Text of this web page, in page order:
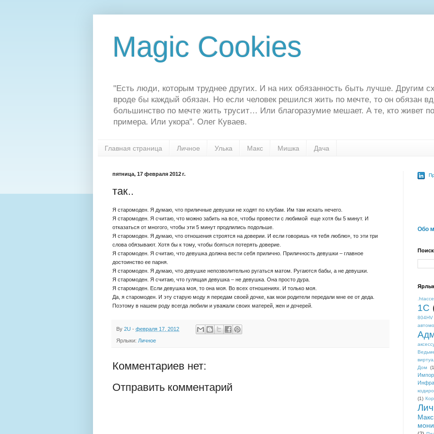
Magic Cookies
"Есть люди, которым труднее других. И на них обязанность быть лучше. Другим
вроде бы каждый обязан. Но если человек решился жить по мечте, то он обязан
большинство по мечте жить трусит… Или благоразумие мешает. А те, кто живет
примера. Или укора". Олег Куваев.
Главная страница Личное Улька Макс Мишка Дача
пятница, 17 февраля 2012 г.
так..
Я старомоден. Я думаю, что приличные девушки не ходят по клубам. Им там искать нечего.
Я старомоден. Я считаю, что можно забить на все, чтобы провести с любимой еще хотя бы 5 минут. И
отказаться от многого, чтобы эти 5 минут продлились подольше.
Я старомоден. Я думаю, что отношения строятся на доверии. И если говоришь «я тебя люблю», то эти три
слова обязывают. Хотя бы к тому, чтобы бояться потерять доверие.
Я старомоден. Я считаю, что девушка должна вести себя прилично. Приличность девушки – главное
достоинство ее парня.
Я старомоден. Я думаю, что девушке непозволительно ругаться матом. Ругаются бабы, а не девушки.
Я старомоден. Я считаю, что гулящая девушка – не девушка. Она просто дура.
Я старомоден. Если девушка моя, то она моя. Во всех отношениях. И только моя.
Да, я старомоден. И эту старую моду я передам своей дочке, как мои родители передали мне ее от деда.
Поэтому в нашем роду всегда любили и уважали своих матерей, жен и дочерей.
By 2U - февраля 17, 2012
Ярлыки: Личное
Комментариев нет:
Отправить комментарий
Обо
1С
804HV
Дом
(1)
Макс